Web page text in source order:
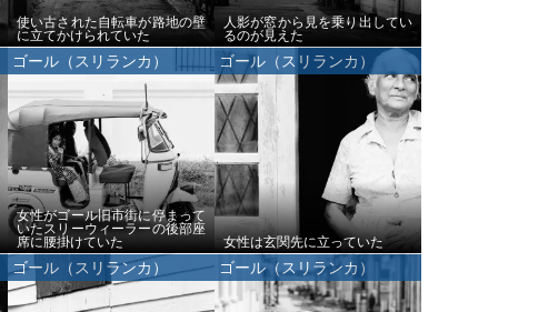
使い古された自転車が路地の壁
に立てかけられていた
人影が窓から見を乗り出してい
るのが見えた
ゴール（スリランカ）
女性がゴール旧市街に停まって
いたスリーウィーラーの後部座
席に腰掛けていた
ゴール（スリランカ）
女性は玄関先に立っていた
ゴール（スリランカ） ゴール（スリランカ）